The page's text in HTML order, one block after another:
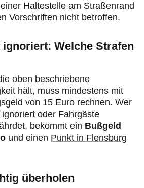
Haltestelle am Straßenrand
Vorschriften nicht betroffen.
Welche Strafen
oben beschriebene
hält, muss mindestens mit
von 15 Euro rechnen. Wer
oder Fahrgäste
bekommt ein Bußgeld
und einen Punkt in Flensburg
überholen